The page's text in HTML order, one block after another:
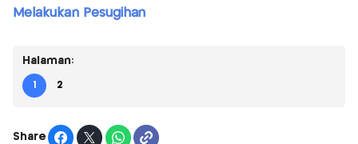
Melakukan Pesugihan
Halaman:
1 2
Share